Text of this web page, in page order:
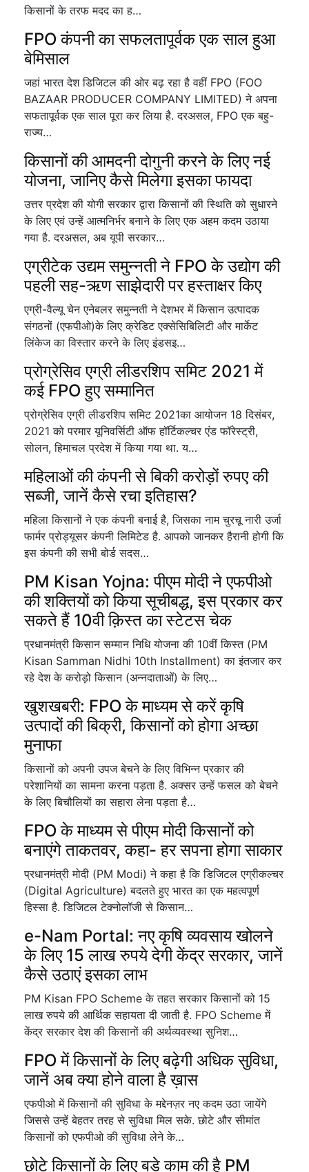
किसानों के तरफ मदद का ह…
FPO कंपनी का सफलतापूर्वक एक साल हुआ
बेमिसाल
जहां भारत देश डिजिटल की ओर बढ़ रहा है वहीं FPO (FOO
BAZAAR PRODUCER COMPANY LIMITED) ने अपना
सफतापूर्वक एक साल पूरा कर लिया है. दरअसल, FPO एक बहु-
राज्य…
किसानों की आमदनी दोगुनी करने के लिए नई
योजना, जानिए कैसे मिलेगा इसका फायदा
उत्तर प्रदेश की योगी सरकार द्वारा किसानों की स्थिति को सुधारने
के लिए एवं उन्हें आत्मनिर्भर बनाने के लिए एक अहम कदम उठाया
गया है. दरअसल, अब यूपी सरकार…
एग्रीटेक उद्यम समुन्नती ने FPO के उद्योग की
पहली सह-ऋण साझेदारी पर हस्ताक्षर किए
एग्री-वैल्यू चेन एनेबलर समुन्नती ने देशभर में किसान उत्पादक
संगठनों (एफपीओ)के लिए क्रेडिट एक्सेसिबिलिटी और मार्केट
लिंकेज का विस्तार करने के लिए इंडसइ…
प्रोग्रेसिव एग्री लीडरशिप समिट 2021 में
कई FPO हुए सम्मानित
प्रोग्रेसिव एग्री लीडरशिप समिट 2021का आयोजन 18 दिसंबर,
2021 को परमार यूनिवर्सिटी ऑफ हॉर्टिकल्चर एंड फॉरेस्ट्री,
सोलन, हिमाचल प्रदेश में किया गया था. य…
महिलाओं की कंपनी से बिकी करोड़ों रुपए की
सब्जी, जानें कैसे रचा इतिहास?
महिला किसानों ने एक कंपनी बनाई है, जिसका नाम चुरचू नारी उर्जा
फार्मर प्रोड्यूसर कंपनी लिमिटेड है. आपको जानकर हैरानी होगी कि
इस कंपनी की सभी बोर्ड सदस…
PM Kisan Yojna: पीएम मोदी ने एफपीओ
की शक्तियों को किया सूचीबद्ध, इस प्रकार कर
सकते हैं 10वी क़िस्त का स्टेटस चेक
प्रधानमंत्री किसान सम्मान निधि योजना की 10वीं किस्त (PM
Kisan Samman Nidhi 10th Installment) का इंतजार कर
रहे देश के करोड़ो किसान (अन्नदाताओं) के लिए…
खुशखबरी: FPO के माध्यम से करें कृषि
उत्पादों की बिक्री, किसानों को होगा अच्छा
मुनाफा
किसानों को अपनी उपज बेचने के लिए विभिन्‍न प्रकार की
परेशानियों का सामना करना पड़ता है. अक्सर उन्हें फसल को बेचने
के लिए बिचौलियों का सहारा लेना पड़ता है…
FPO के माध्यम से पीएम मोदी किसानों को
बनाएंगे ताकतवर, कहा- हर सपना होगा साकार
प्रधानमंत्री मोदी (PM Modi) ने कहा है कि डिजिटल एग्रीकल्चर
(Digital Agriculture) बदलते हुए भारत का एक महत्वपूर्ण
हिस्सा है. डिजिटल टेक्नोलॉजी से किसान…
e-Nam Portal: नए कृषि व्यवसाय खोलने
के लिए 15 लाख रुपये देगी केंद्र सरकार, जानें
कैसे उठाएं इसका लाभ
PM Kisan FPO Scheme के तहत सरकार किसानों को 15
लाख रुपये की आर्थिक सहायता दी जाती है. FPO Scheme में
केंद्र सरकार देश की किसानों की अर्थव्यवस्था सुनिश…
FPO में किसानों के लिए बढ़ेगी अधिक सुविधा,
जानें अब क्या होने वाला है ख़ास
एफपीओ में किसानों की सुविधा के मद्देनज़र नए कदम उठा जायेंगे
जिससे उन्हें बेहतर तरह से सुविधा मिल सके. छोटे और सीमांत
किसानों को एफपीओ की सुविधा लेने के…
छोटे किसानों के लिए बड़े काम की है PM